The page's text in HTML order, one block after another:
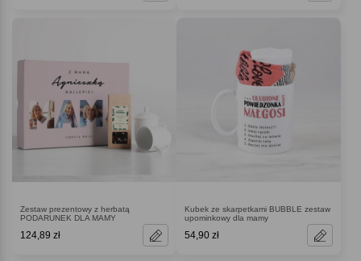
Zestaw prezentowy z herbatą
PODARUNEK DLA MAMY
124,89 zł
Kubek ze skarpetkami BUBBLE zestaw
upominkowy dla mamy
54,90 zł